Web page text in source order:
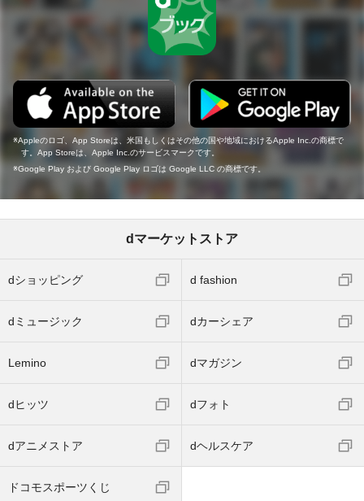
Appleのロゴ、App Storeは、米国もしくはその他の国や地域におけるApple Inc.の商標で
す。App Storeは、Apple Inc.のサービスマークです。
Google Play および Google Play ロゴは Google LLC の商標です。
dマーケットストア
dショッピング d fashion
dミュージック dカーシェア
Lemino dマガジン
dヒッツ dフォト
dアニメストア dヘルスケア
ドコモスポーツくじ